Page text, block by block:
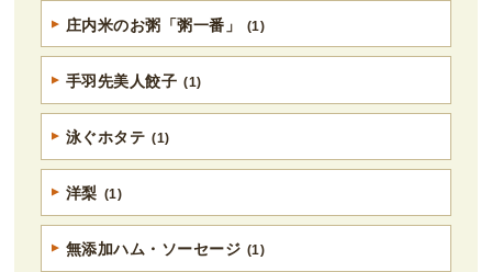
庄内米のお粥「粥一番」 (1)
手羽先美人餃子 (1)
泳ぐホタテ (1)
洋梨 (1)
無添加ハム・ソーセージ (1)